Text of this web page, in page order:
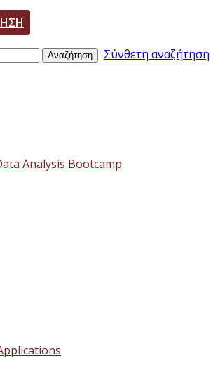
Αναζήτηση
Σύνθετη αναζήτηση
Analysis Bootcamp